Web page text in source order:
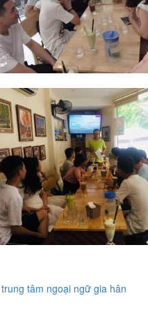
trung tâm ngoại ngữ gia hân